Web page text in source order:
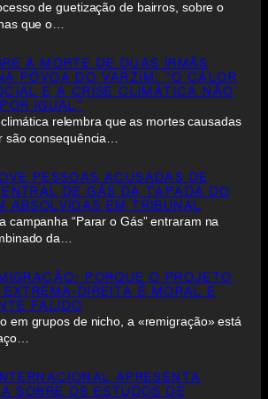
de guetização de bairros, sobre o
que o…
A MORTE DE DUAS IRMÃS
PÓVOA DO VARZIM: “O CALOR
E A CRISE CLIMÁTICA NÃO
IGUAL”
relembra que as mortes causadas
são consequência…
PESSOAS ACUSADAS DE
DE GÁS DA TAPADA DO
ABSOLVIDAS EM TRIBUNAL
campanha “Parar o Gás” entraram na
da…
PORQUE O PROJETO
DIREITA É MORAL E
FALIDO
em grupos de nicho, a «remigração» está
APRESENTA
SOBRE OS ESTUDOS DE